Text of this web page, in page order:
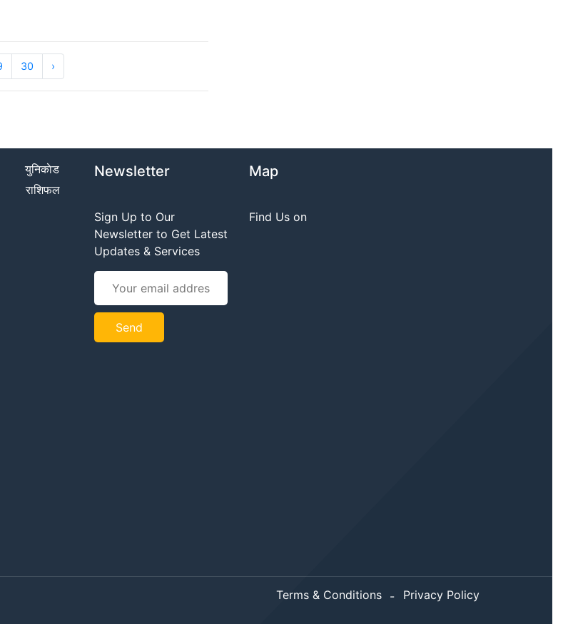
30 ›
युनिकाेड
राशिफल
Newsletter
Sign Up to Our
Newsletter to Get Latest
Updates & Services
Map
Find Us on
Terms & Conditions Privacy Policy